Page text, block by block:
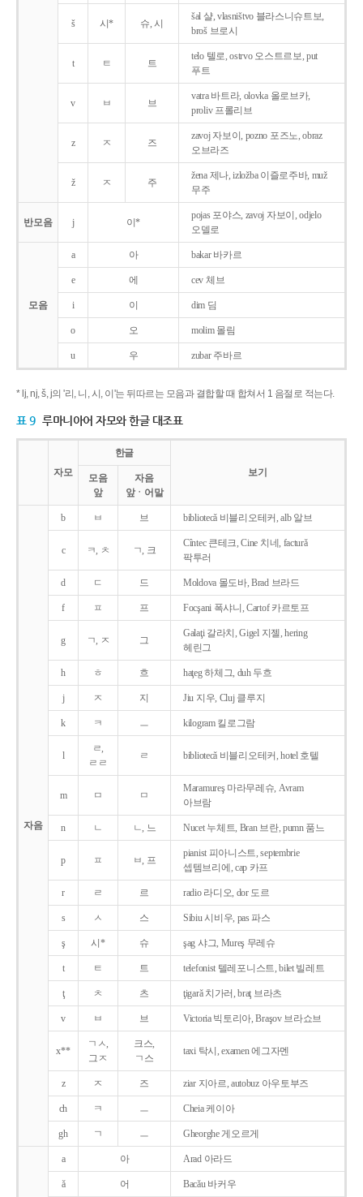
š 시* 슈, 시
šal 샬, vlasništvo 블라스니슈트보,
broš 브로시
t ㅌ 트
telo 텔로, ostrvo 오스트르보, put
푸트
v ㅂ 브
vatra 바트라, olovka 올로브카,
proliv 프롤리브
z ㅈ 즈
zavoj 자보이, pozno 포즈노, obraz
오브라즈
ž ㅈ 주
žena 제나, izložba 이즐로주바, muž
무주
반모음 j 이*
pojas 포야스, zavoj 자보이, odjelo
오델로
모음
a 아 bakar 바카르
e 에 cev 체브
i 이 dim 딤
o 오 molim 몰림
u 우 zubar 주바르
* lj, nj, š, j의 '리, 니, 시, 이'는 뒤따르는 모음과 결합할 때 합쳐서 1 음절로 적는다.
표 9 루마니아어 자모와 한글 대조표
자모
한글
보기
모음
앞
자음
앞ㆍ어말
자음
b ㅂ 브 bibliotecǎ 비블리오테커, alb 알브
c ㅋ, ㅊ ㄱ, 크
Cîntec 큰테크, Cine 치네, facturǎ
팍투러
d ㄷ 드 Moldova 몰도바, Brad 브라드
f ㅍ 프 Focşani 폭샤니, Cartof 카르토프
g ㄱ, ㅈ 그
Galaţi 갈라치, Gigel 지젤, hering
헤린그
h ㅎ 흐 haţeg 하체그, duh 두흐
j ㅈ 지 Jiu 지우, Cluj 클루지
k ㅋ ㅡ kilogram 킬로그람
l
ㄹ,
ㄹㄹ
ㄹ bibliotecǎ 비블리오테커, hotel 호텔
m ㅁ ㅁ
Maramureş 마라무레슈, Avram
아브람
n ㄴ ㄴ, 느 Nucet 누체트, Bran 브란, pumn 품느
p ㅍ ㅂ, 프
pianist 피아니스트, septembrie
셉템브리에, cap 카프
r ㄹ 르 radio 라디오, dor 도르
s ㅅ 스 Sibiu 시비우, pas 파스
ş 시* 슈 şag 샤그, Mureş 무레슈
t ㅌ 트 telefonist 텔레포니스트, bilet 빌레트
ţ ㅊ 츠 ţigarǎ 치가러, braţ 브라츠
v ㅂ 브 Victoria 빅토리아, Braşov 브라쇼브
x**
ㄱㅅ,
그ㅈ
크스,
ㄱ스
taxi 탁시, examen 에그자멘
z ㅈ 즈 ziar 지아르, autobuz 아우토부즈
ch ㅋ ㅡ Cheia 케이아
gh ㄱ ㅡ Gheorghe 게오르게
a 아 Arad 아라드
ǎ 어 Bacǎu 바커우